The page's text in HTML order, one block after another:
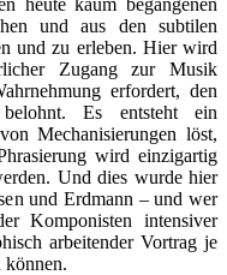
und aus den subtilen
und zu erleben. Hier wird
Zugang zur Musik
erfordert, den
Es entsteht ein
Mechanisierungen löst,
wird einzigartig
Und dies wurde hier
und Erdmann – und wer
Komponisten intensiver
arbeitender Vortrag je
können.